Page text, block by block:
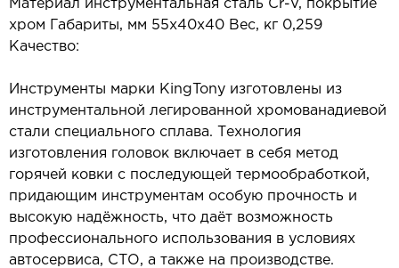
Материал инструментальная сталь Cr-V, покрытие
хром Габариты, мм 55х40х40 Вес, кг 0,259
Качество:
Инструменты марки KingTony изготовлены из
инструментальной легированной хромованадиевой
стали специального сплава. Технология
изготовления головок включает в себя метод
горячей ковки с последующей термообработкой,
придающим инструментам особую прочность и
высокую надёжность, что даёт возможность
профессионального использования в условиях
автосервиса, СТО, а также на производстве.